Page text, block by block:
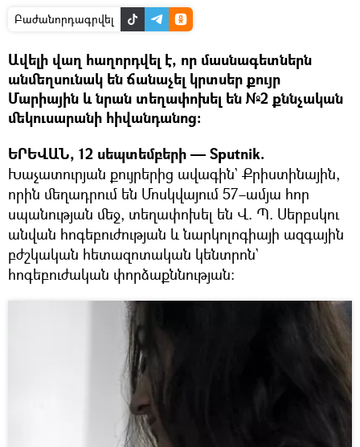
Բաժանորդագրվել
Ավելի վաղ հաղորդվել է, որ մասնագետներն
անմեղսունակ են ճանաչել կրտսեր քույր
Մարիային և նրան տեղափոխել են №2 քննչական
մեկուսարանի հիվանդանոց։
ԵՐԵՎԱՆ, 12 սեպտեմբերի — Sputnik.
Խաչատուրյան քույրերից ավագին` Քրիստինային,
որին մեղադրում են Մոսկվայում 57–ամյա հոր
սպանության մեջ, տեղափոխել են Վ. Պ. Սերբսկու
անվան հոգեբուժության և նարկոլոգիայի ազգային
բժշկական հետազոտական կենտրոն`
հոգեբուժական փորձաքննության։